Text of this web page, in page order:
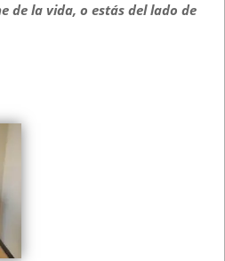
de la vida, o estás del lado de